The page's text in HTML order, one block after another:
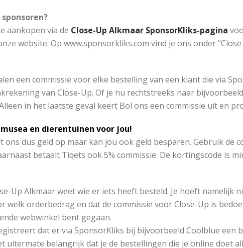
sponsoren?
aankopen via de Close-Up Alkmaar SponsorKliks-pagina
website. Op www.sponsorkliks.com vind je ons onder
een commissie voor elke bestelling van een klant die via
van Close-Up. Of je nu rechtstreeks naar
in het laatste geval keert Bol ons een commissie uit en
en dierentuinen voor jou!
ons dus geld op maar kan jou ook geld besparen. Gebruik de
betaalt Tiqets ook 5% commissie. De kortingscode is
Up Alkmaar weet wie er iets heeft besteld. Je hoeft namelijk
welk orderbedrag en dat de commissie voor Close-Up is
webwinkel bent gegaan.
dat er via SponsorKliks bij bijvoorbeeld Coolblue een
uitermate belangrijk dat je de bestellingen die je online doet